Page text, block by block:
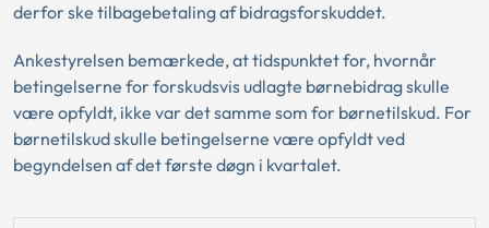
derfor ske tilbagebetaling af bidragsforskuddet.
Ankestyrelsen bemærkede, at tidspunktet for, hvornår
betingelserne for forskudsvis udlagte børnebidrag skulle
være opfyldt, ikke var det samme som for børnetilskud. For
børnetilskud skulle betingelserne være opfyldt ved
begyndelsen af det første døgn i kvartalet.